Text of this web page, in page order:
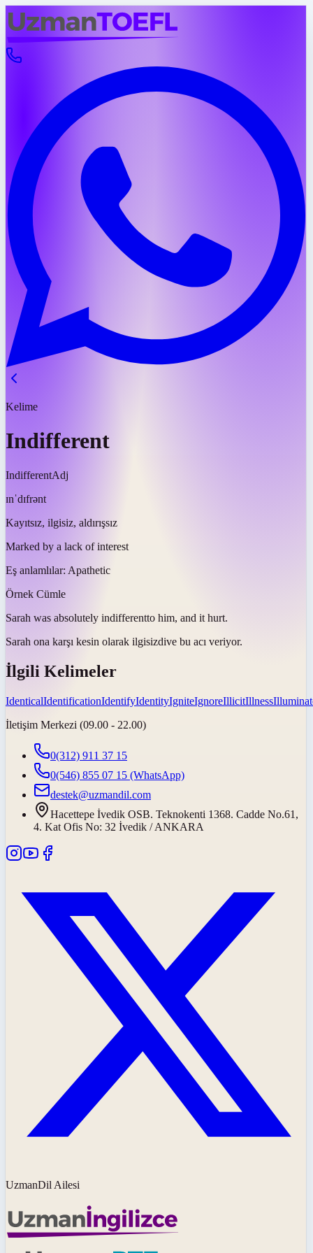
Kelime
Indifferent
IndifferentAdj
ɪnˈdɪfrənt
Kayıtsız, ilgisiz, aldırışsız
Marked by a lack of interest
Eş anlamlılar: Apathetic
Örnek Cümle
Sarah was absolutely indifferentto him, and it hurt.
Sarah ona karşı kesin olarak ilgisizdive bu acı veriyor.
İlgili Kelimeler
IdenticalIdentificationIdentifyIdentityIgniteIgnoreIllicitIllness
İletişim Merkezi (09.00 - 22.00)
0(312) 911 37 15
0(546) 855 07 15 (WhatsApp)
destek@uzmandil.com
Hacettepe İvedik OSB. Teknokenti 1368. Cadde No.61,
4. Kat Ofis No: 32 İvedik / ANKARA
UzmanDil Ailesi